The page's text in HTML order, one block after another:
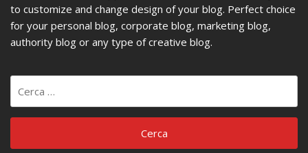
to customize and change design of your blog. Perfect choice
for your personal blog, corporate blog, marketing blog,
authority blog or any type of creative blog.
per: